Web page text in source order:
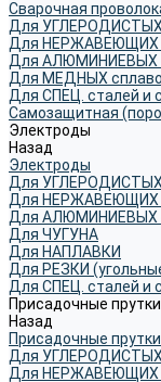
Сварочная
Для УГЛЕРОДИСТЫХ
Для НЕРЖАВЕЮЩИХ
Для АЛЮМИНИЕВЫХ
Для МЕДНЫХ
Для СПЕЦ. сталей и
Самозащитная
Электроды
Назад
Электроды
Для УГЛЕРОДИСТЫХ
Для НЕРЖАВЕЮЩИХ
Для АЛЮМИНИЕВЫХ
Для ЧУГУНА
Для НАПЛАВКИ
Для РЕЗКИ
Для СПЕЦ. сталей и
Присадочные прутки
Назад
Присадочные прутки
Для УГЛЕРОДИСТЫХ
Для НЕРЖАВЕЮЩИХ